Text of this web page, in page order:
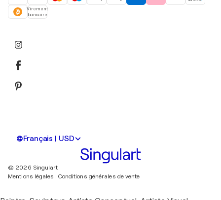
Virement
bancaire
Français | USD
© 2026 Singulart
Mentions légales. Conditions générales de vente